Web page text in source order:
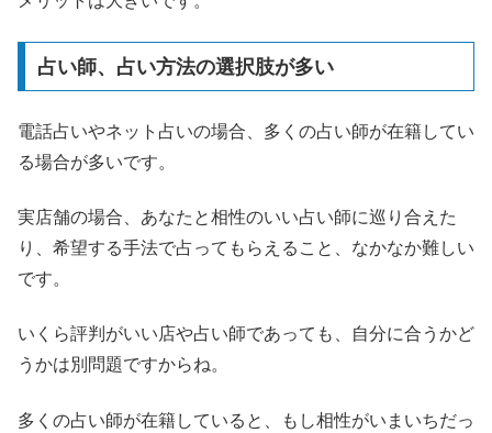
占い師、占い方法の選択肢が多い
電話占いやネット占いの場合、多くの占い師が在籍してい
る場合が多いです。
実店舗の場合、あなたと相性のいい占い師に巡り合えた
り、希望する手法で占ってもらえること、なかなか難しい
です。
いくら評判がいい店や占い師であっても、自分に合うかど
うかは別問題ですからね。
多くの占い師が在籍していると、もし相性がいまいちだっ